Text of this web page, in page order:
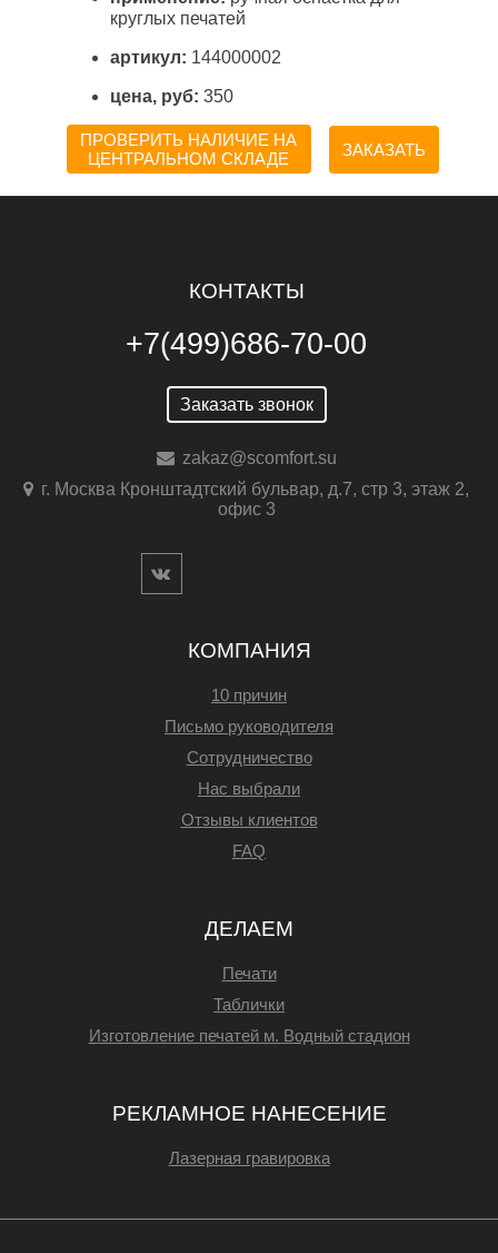
круглых печатей
артикул: 144000002
цена, руб: 350
ПРОВЕРИТЬ НАЛИЧИЕ НА
ЦЕНТРАЛЬНОМ СКЛАДЕ
ЗАКАЗАТЬ
КОНТАКТЫ
+7(499)686-70-00
Заказать звонок
zakaz@scomfort.su
г. Москва Кронштадтский бульвар, д.7, стр 3, этаж 2,
офис 3
КОМПАНИЯ
10 причин
Письмо руководителя
Сотрудничество
Нас выбрали
Отзывы клиентов
FAQ
ДЕЛАЕМ
Печати
Таблички
Изготовление печатей м. Водный стадион
РЕКЛАМНОЕ НАНЕСЕНИЕ
Лазерная гравировка